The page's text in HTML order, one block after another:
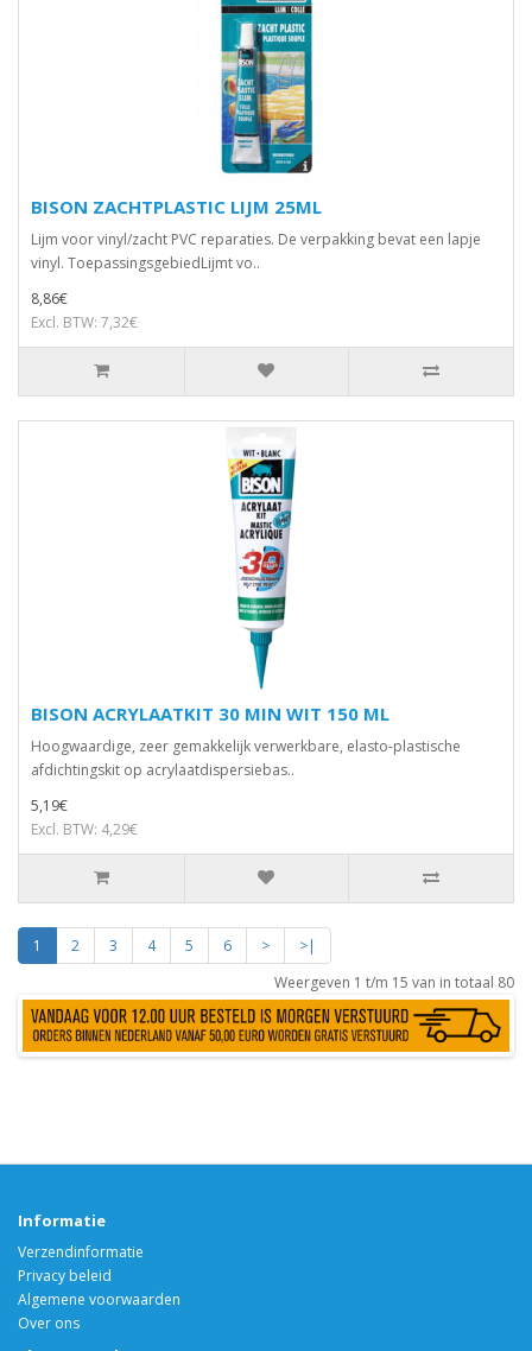
BISON ZACHTPLASTIC LIJM 25ML
Lijm voor vinyl/zacht PVC reparaties. De verpakking bevat een lapje
vinyl. ToepassingsgebiedLijmt vo..
8,86€
Excl. BTW: 7,32€
BISON ACRYLAATKIT 30 MIN WIT 150 ML
Hoogwaardige, zeer gemakkelijk verwerkbare, elasto-plastische
afdichtingskit op acrylaatdispersiebas..
5,19€
Excl. BTW: 4,29€
1 2 3 4 5 6 >
>|
Weergeven 1 t/m 15 van in totaal 80
Informatie
Verzendinformatie
Privacy beleid
Algemene voorwaarden
Over ons